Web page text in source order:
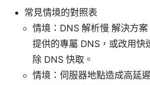
常見情境的對照表
情境：DNS 解析慢 解決方
提供的專屬 DNS，或改用快
除 DNS 快取。
情境：伺服器地點造成高延